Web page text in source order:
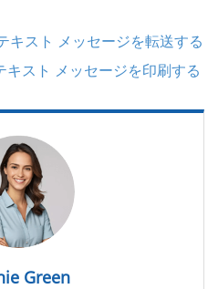
キスト メッセージを転送する
スト メッセージを印刷する
Green